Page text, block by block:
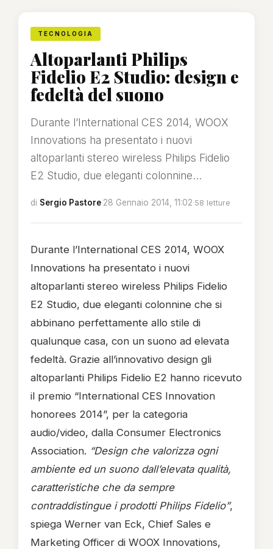
TECNOLOGIA
Altoparlanti Philips
Fidelio E2 Studio: design e
fedeltà del suono
Durante l’International CES 2014, WOOX
Innovations ha presentato i nuovi
altoparlanti stereo wireless Philips Fidelio
E2 Studio, due eleganti colonnine...
di Sergio Pastore·28 Gennaio 2014, 11:02·58 letture
Durante l’International CES 2014, WOOX
Innovations ha presentato i nuovi
altoparlanti stereo wireless Philips Fidelio
E2 Studio, due eleganti colonnine che si
abbinano perfettamente allo stile di
qualunque casa, con un suono ad elevata
fedeltà. Grazie all’innovativo design gli
altoparlanti Philips Fidelio E2 hanno ricevuto
il premio “International CES Innovation
honorees 2014”, per la categoria
audio/video, dalla Consumer Electronics
Association. “Design che valorizza ogni
ambiente ed un suono dall’elevata qualità,
caratteristiche che da sempre
contraddistingue i prodotti Philips Fidelio”,
spiega Werner van Eck, Chief Sales e
Marketing Officer di WOOX Innovations,